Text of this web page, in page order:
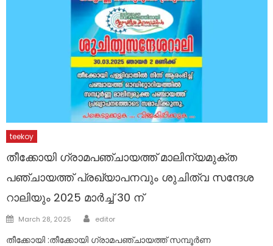
teekoy
തീക്കോയി ഗ്രാമപഞ്ചായത്ത് മാലിന്യമുക്ത
പഞ്ചായത്ത്‌ പ്രഖ്യാപനവും ശുചിത്വ സന്ദേശ
റാലിയും 2025 മാർച്ച്‌ 30 ന്
Posted
March 28, 2025 Author
editor
തീക്കോയി :തീക്കോയി ഗ്രാമപഞ്ചായത്ത് സമ്പൂർണ